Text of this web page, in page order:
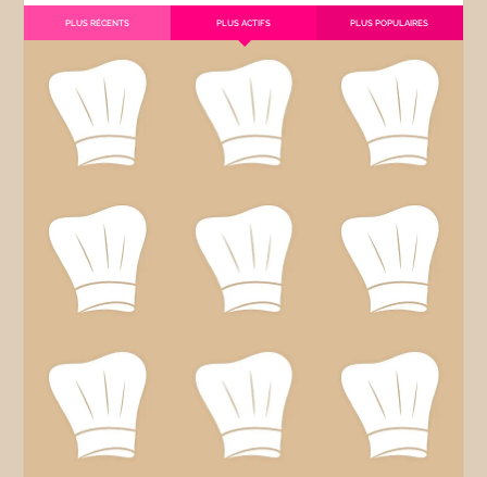
PLUS RÉCENTS PLUS ACTIFS PLUS POPULAIRES